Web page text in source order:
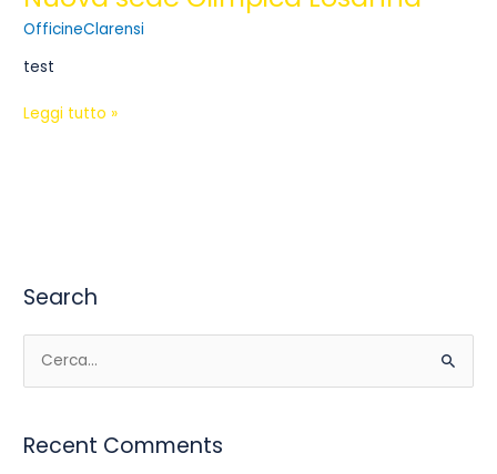
OfficineClarensi
test
Leggi tutto »
Search
e
c
Recent Comments